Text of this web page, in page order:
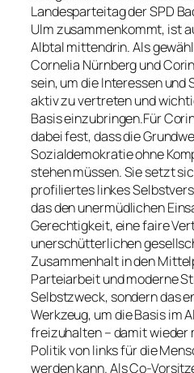
Landesparteitag der SPD
Ulm zusammenkommt, ist
Albtal mittendrin. Als
Cornelia Nürnberg und
sein, um die Interessen und
aktiv zu vertreten und
Basis einzubringen.Für
dabei fest, dass die
Sozialdemokratie ohne
stehen müssen. Sie setzt
profiliertes linkes
das den unermüdlichen
Gerechtigkeit, eine faire
unerschütterlichen
Zusammenhalt in den
Parteiarbeit und moderne
Selbstzweck, sondern das
Werkzeug, um die Basis im
freizuhalten – damit wieder
Politik von links für die
werden kann. Als Co-